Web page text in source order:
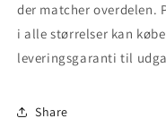
der matcher overdelen.
i alle størrelser kan
leveringsgaranti til
Share